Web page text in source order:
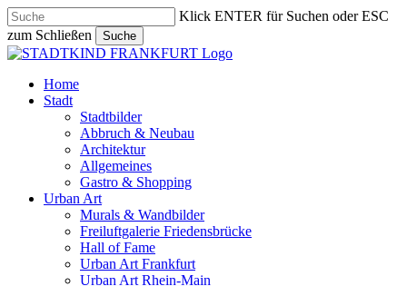
Skip
to
main
content
Klick ENTER für Suchen oder ESC
zum Schließen
Suche
Close
search
Menu
Home
Stadt
Stadtbilder
Abbruch & Neubau
Architektur
Allgemeines
Gastro & Shopping
Urban Art
Murals & Wandbilder
Freiluftgalerie Friedensbrücke
Hall of Fame
Urban Art Frankfurt
Urban Art Rhein-Main